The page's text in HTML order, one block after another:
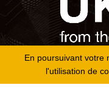
En poursuivant votre
l'utilisation de